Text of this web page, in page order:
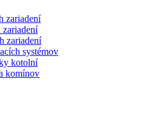
zariadení
zariadení
systémov
kotolní
komínov